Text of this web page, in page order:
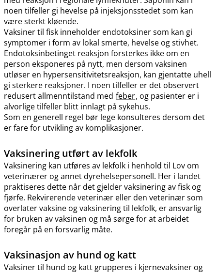
noen tilfeller gi hevelse på injeksjonsstedet som kan
være sterkt kløende.
Vaksiner til fisk inneholder endotoksiner som kan gi
symptomer i form av lokal smerte, hevelse og stivhet.
Endotoksinbetinget reaksjon forsterkes ikke om en
person eksponeres på nytt, men dersom vaksinen
utløser en hypersensitivitetsreaksjon, kan gjentatte uhell
gi sterkere reaksjoner. I noen tilfeller er det observert
redusert allmenntilstand med feber, og pasienter er i
alvorlige tilfeller blitt innlagt på sykehus.
Som en generell regel bør lege konsulteres dersom det
er fare for utvikling av komplikasjoner.
Vaksinering utført av lekfolk
Vaksinering kan utføres av lekfolk i henhold til Lov om
veterinærer og annet dyrehelsepersonell. Her i landet
praktiseres dette når det gjelder vaksinering av fisk og
fjørfe. Rekvirerende veterinær eller den veterinær som
overlater vaksine og vaksinering til lekfolk, er ansvarlig
for bruken av vaksinen og må sørge for at arbeidet
foregår på en forsvarlig måte.
Vaksinasjon av hund og katt
Vaksiner til hund og katt grupperes i kjernevaksiner og